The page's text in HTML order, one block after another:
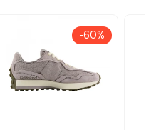
-60%